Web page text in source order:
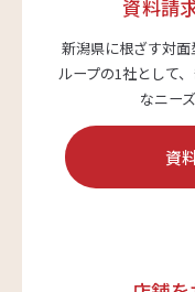
採用情報
サステナビリティ
資料請
新潟県に根ざす対
ループの1社として、
なニー
資